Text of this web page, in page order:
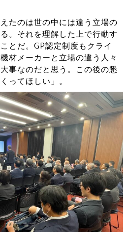
たのは世の中には違う立場の
。それを理解した上で行動す
とだ。GP認定制度もクライ
材メーカーと立場の違う人々
事なのだと思う。この後の懇
ってほしい」。